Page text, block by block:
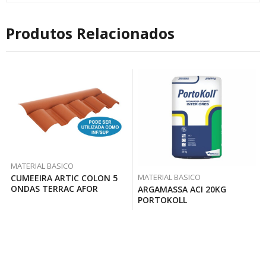
Produtos Relacionados
MATERIAL BASICO
CUMEEIRA ARTIC COLON 5
ONDAS TERRAC AFOR
MATERIAL BASICO
ARGAMASSA ACI 20KG
PORTOKOLL